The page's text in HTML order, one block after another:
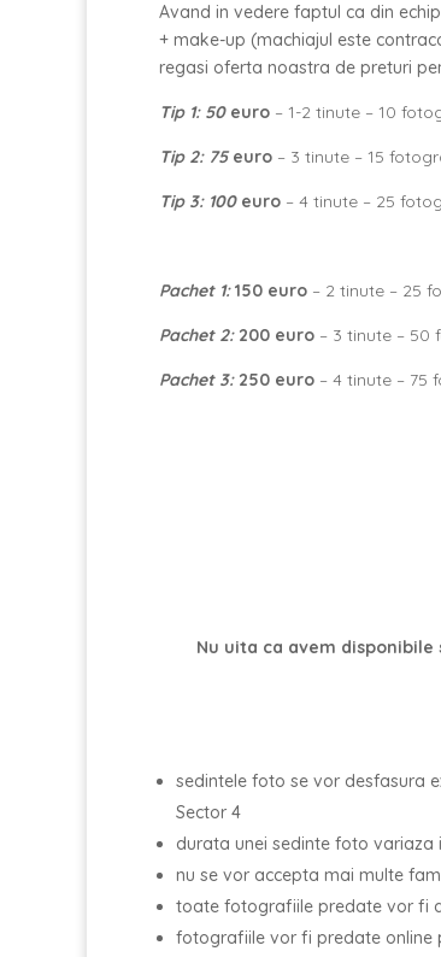
Avand in vedere faptul ca din
+ make-up (machiajul este
regasi oferta noastra de preturi
Tip 1: 50euro – 1-2 tinute – 10
Tip 2: 75euro – 3 tinute – 15
Tip 3: 100euro – 4 tinute – 25
Pachet 1:150 euro – 2 tinute – 25
Pachet 2: 200 euro – 3 tinute – 50
Pachet 3: 250 euro – 4 tinute – 75
Nu uita ca avem disponibile
sedintele foto se vor desfasura
Sector 4
durata unei sedinte foto variaza
nu se vor accepta mai multe
toate fotografiile predate vor fi
fotografiile vor fi predate online